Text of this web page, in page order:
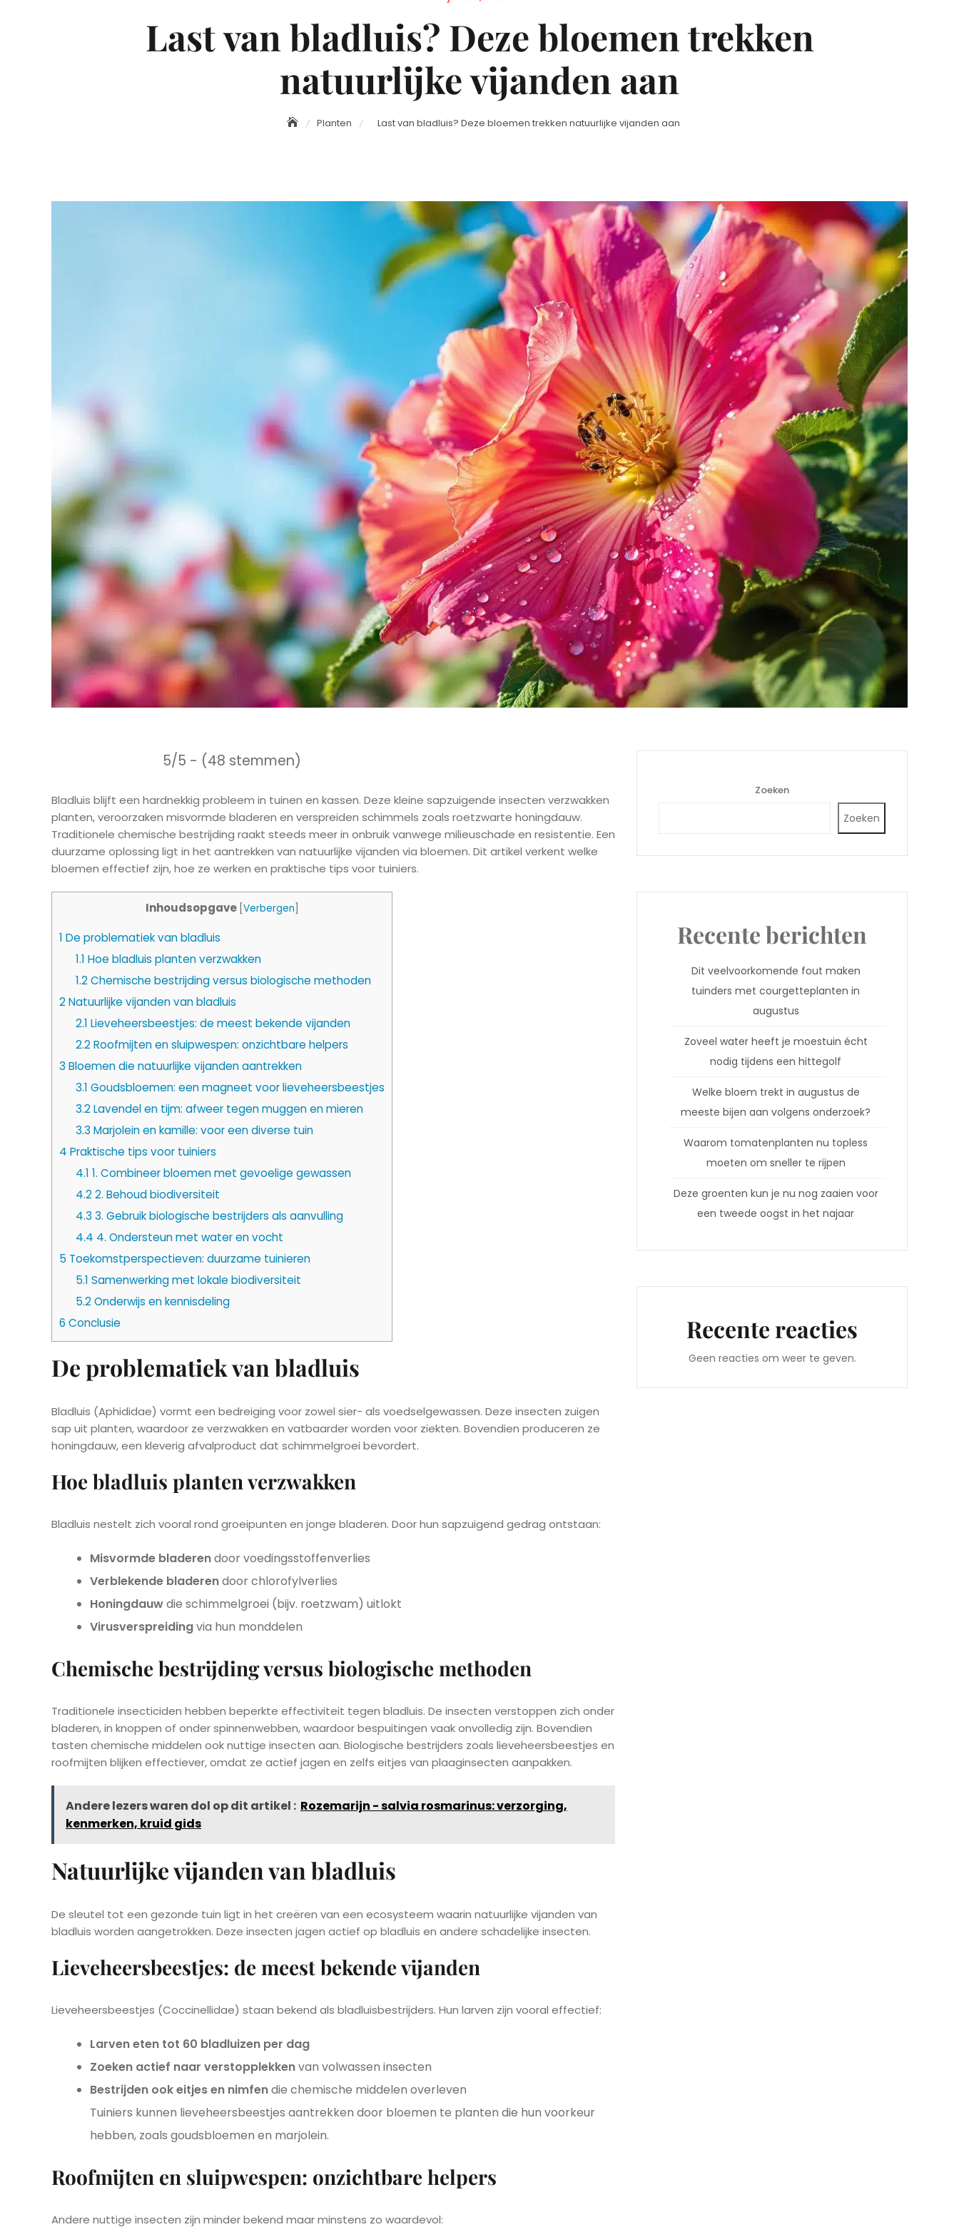
Last van bladluis? Deze bloemen trekken
natuurlijke vijanden aan
Planten Last van bladluis? Deze bloemen trekken natuurlijke vijanden aan
5/5 - (48 stemmen)
Bladluis blijft een hardnekkig probleem in tuinen en kassen. Deze kleine sapzuigende insecten verzwakken
planten, veroorzaken misvormde bladeren en verspreiden schimmels zoals roetzwarte honingdauw.
Traditionele chemische bestrijding raakt steeds meer in onbruik vanwege milieuschade en resistentie. Een
duurzame oplossing ligt in het aantrekken van natuurlijke vijanden via bloemen. Dit artikel verkent welke
bloemen effectief zijn, hoe ze werken en praktische tips voor tuiniers.
Inhoudsopgave Verbergen
1 De problematiek van bladluis
1.1 Hoe bladluis planten verzwakken
1.2Chemische bestrijding versus biologische methoden
2Natuurlijke vijanden van bladluis
2.1 Lieveheersbeestjes: de meest bekende vijanden
2.2Roofmijten en sluipwespen: onzichtbare helpers
3 Bloemen die natuurlijke vijanden aantrekken
3.1 Goudsbloemen: een magneet voor lieveheersbeestjes
3.2Lavendel en tijm: afweer tegen muggen en mieren
3.3 Marjolein en kamille: voor een diverse tuin
4 Praktische tips voor tuiniers
4.1 1. Combineer bloemen met gevoelige gewassen
4.22. Behoud biodiversiteit
4.3 3. Gebruik biologische bestrijders als aanvulling
4.4 4. Ondersteun met water en vocht
5 Toekomstperspectieven: duurzame tuinieren
5.1 Samenwerking met lokale biodiversiteit
5.2Onderwijs en kennisdeling
6 Conclusie
De problematiek van bladluis
Bladluis (Aphididae) vormt een bedreiging voor zowel sier- als voedselgewassen. Deze insecten zuigen
sap uit planten, waardoor ze verzwakken en vatbaarder worden voor ziekten. Bovendien produceren ze
honingdauw, een kleverig afvalproduct dat schimmelgroei bevordert.
Hoe bladluis planten verzwakken
Bladluis nestelt zich vooral rond groeipunten en jonge bladeren. Door hun sapzuigend gedrag ontstaan:
Misvormde bladerendoor voedingsstoffenverlies
Verblekende bladerendoor chlorofylverlies
Honingdauwdie schimmelgroei (bijv. roetzwam) uitlokt
Virusverspreidingvia hun monddelen
Chemische bestrijding versus biologische methoden
Traditionele insecticiden hebben beperkte effectiviteit tegen bladluis. De insecten verstoppen zich onder
bladeren, in knoppen of onder spinnenwebben, waardoor bespuitingen vaak onvolledig zijn. Bovendien
tasten chemische middelen ook nuttige insecten aan. Biologische bestrijders zoals lieveheersbeestjes en
roofmijten blijken effectiever, omdat ze actief jagen en zelfs eitjes van plaaginsecten aanpakken.
Andere lezers waren dol op dit artikel : Rozemarijn - salvia rosmarinus: verzorging,
kenmerken, kruid gids
Natuurlijke vijanden van bladluis
De sleutel tot een gezonde tuin ligt in het creëren van een ecosysteem waarin natuurlijke vijanden van
bladluis worden aangetrokken. Deze insecten jagen actief op bladluis en andere schadelijke insecten.
Lieveheersbeestjes: de meest bekende vijanden
Lieveheersbeestjes (Coccinellidae) staan bekend als bladluisbestrijders. Hun larven zijn vooral effectief:
Larven eten tot 60 bladluizen per dag
Zoeken actief naar verstopplekkenvan volwassen insecten
Bestrijden ook eitjes en nimfendie chemische middelen overleven
Tuiniers kunnen lieveheersbeestjes aantrekken door bloemen te planten die hun voorkeur
hebben, zoals goudsbloemen en marjolein.
Roofmijten en sluipwespen: onzichtbare helpers
Andere nuttige insecten zijn minder bekend maar minstens zo waardevol:
Zoeken
Zoeken
Recente berichten
Dit veelvoorkomende fout maken
tuinders met courgetteplanten in
augustus
Zoveel water heeft je moestuin écht
nodig tijdens een hittegolf
Welke bloem trekt in augustus de
meeste bijen aan volgens onderzoek?
Waarom tomatenplanten nu topless
moeten om sneller te rijpen
Deze groenten kun je nu nog zaaien voor
een tweede oogst in het najaar
Recente reacties
Geen reacties om weer te geven.